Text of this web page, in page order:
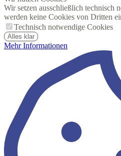
Wir setzen ausschließlich technisch
werden keine Cookies von Dritten
Technisch notwendige Cookies
Alles klar
Mehr Informationen